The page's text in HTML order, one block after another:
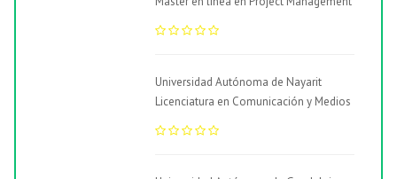
Universidad Autónoma de Nayarit
Licenciatura en Comunicación y Medios